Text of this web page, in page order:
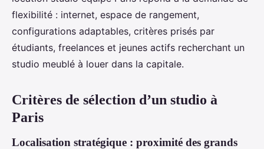
flexibilité : internet, espace de rangement,
configurations adaptables, critères prisés par
étudiants, freelances et jeunes actifs recherchant un
studio meublé à louer dans la capitale.
Critères de sélection d’un studio à
Paris
Localisation stratégique : proximité des grands